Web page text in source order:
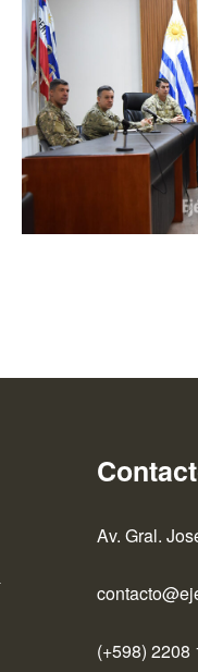
Av. Gral.
(+598) 2208